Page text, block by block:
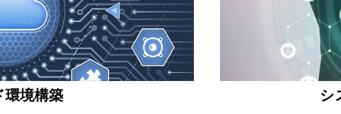
環境構築 シ